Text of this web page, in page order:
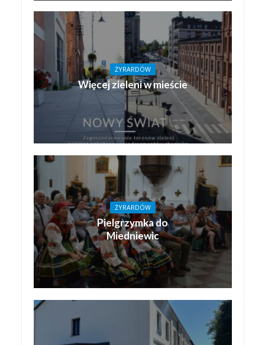
ŻYRARDÓW
Więcej zieleni w mieście
ŻYRARDÓW
Pielgrzymka do
Miedniewic